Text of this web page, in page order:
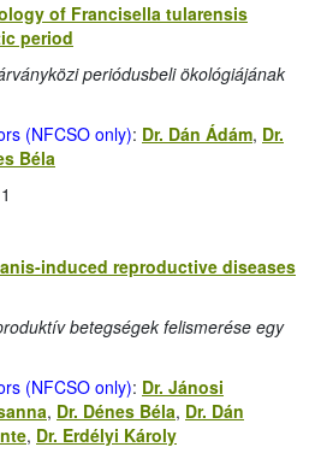
of Francisella tularensis
period
periódusbeli ökológiájának
(NFCSO only): Dr. Dán Ádám, Dr.
Béla
induced reproductive diseases
betegségek felismerése egy
(NFCSO only): Dr. Jánosi
, Dr. Dénes Béla, Dr. Dán
, Dr. Erdélyi Károly